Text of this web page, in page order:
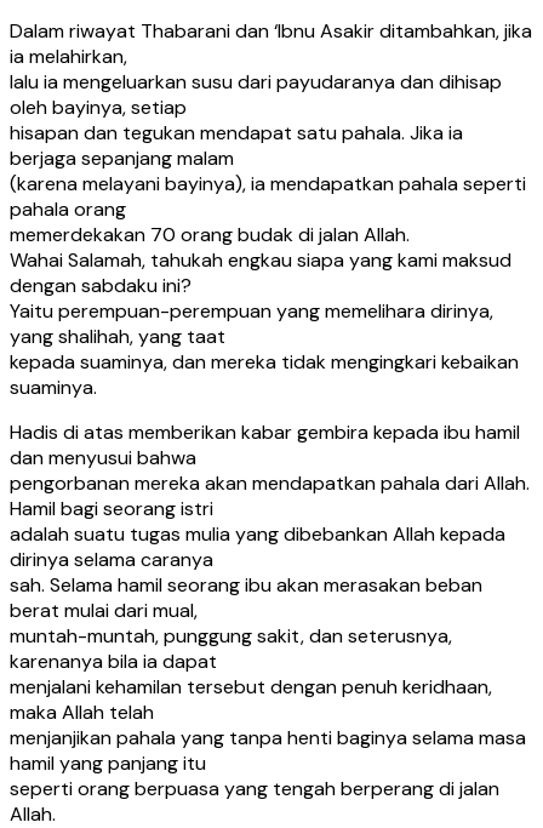
Dalam riwayat Thabarani dan ‘Ibnu Asakir ditambahkan, jika
ia melahirkan,
lalu ia mengeluarkan susu dari payudaranya dan dihisap
oleh bayinya, setiap
hisapan dan tegukan mendapat satu pahala. Jika ia
berjaga sepanjang malam
(karena melayani bayinya), ia mendapatkan pahala seperti
pahala orang
memerdekakan 70 orang budak di jalan Allah.
Wahai Salamah, tahukah engkau siapa yang kami maksud
dengan sabdaku ini?
Yaitu perempuan-perempuan yang memelihara dirinya,
yang shalihah, yang taat
kepada suaminya, dan mereka tidak mengingkari kebaikan
suaminya.
Hadis di atas memberikan kabar gembira kepada ibu hamil
dan menyusui bahwa
pengorbanan mereka akan mendapatkan pahala dari Allah.
Hamil bagi seorang istri
adalah suatu tugas mulia yang dibebankan Allah kepada
dirinya selama caranya
sah. Selama hamil seorang ibu akan merasakan beban
berat mulai dari mual,
muntah-muntah, punggung sakit, dan seterusnya,
karenanya bila ia dapat
menjalani kehamilan tersebut dengan penuh keridhaan,
maka Allah telah
menjanjikan pahala yang tanpa henti baginya selama masa
hamil yang panjang itu
seperti orang berpuasa yang tengah berperang di jalan
Allah.